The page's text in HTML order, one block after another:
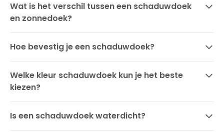
Wat is het verschil tussen een schaduwdoek
en zonnedoek?
Hoe bevestig je een schaduwdoek?
Welke kleur schaduwdoek kun je het beste
kiezen?
Is een schaduwdoek waterdicht?